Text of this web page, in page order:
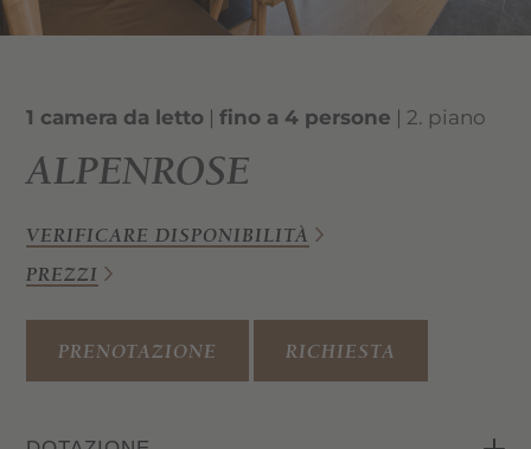
1 camera da letto |fino a 4 persone | 2. piano
ALPENROSE
VERIFICARE DISPONIBILITÀ
PREZZI
PRENOTAZIONE RICHIESTA